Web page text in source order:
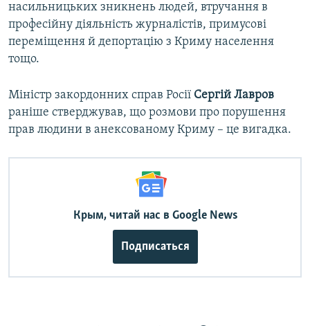
насильницьких зникнень людей, втручання в
професійну діяльність журналістів, примусові
переміщення й депортацію з Криму населення
тощо.
Міністр закордонних справ Росії Сергій Лавров
раніше стверджував, що розмови про порушення
прав людини в анексованому Криму – це вигадка.
Крым, читай нас в Google News
Подписаться